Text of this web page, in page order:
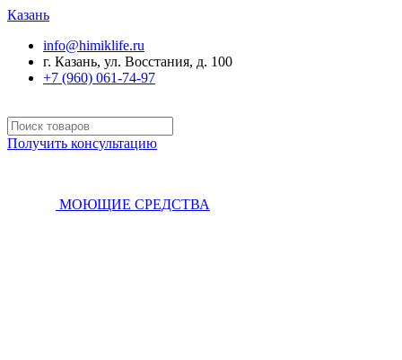
Казань
info@himiklife.ru
г. Казань, ул. Восстания, д. 100
+7 (960) 061-74-97
Получить консультацию
МОЮЩИЕ СРЕДСТВА